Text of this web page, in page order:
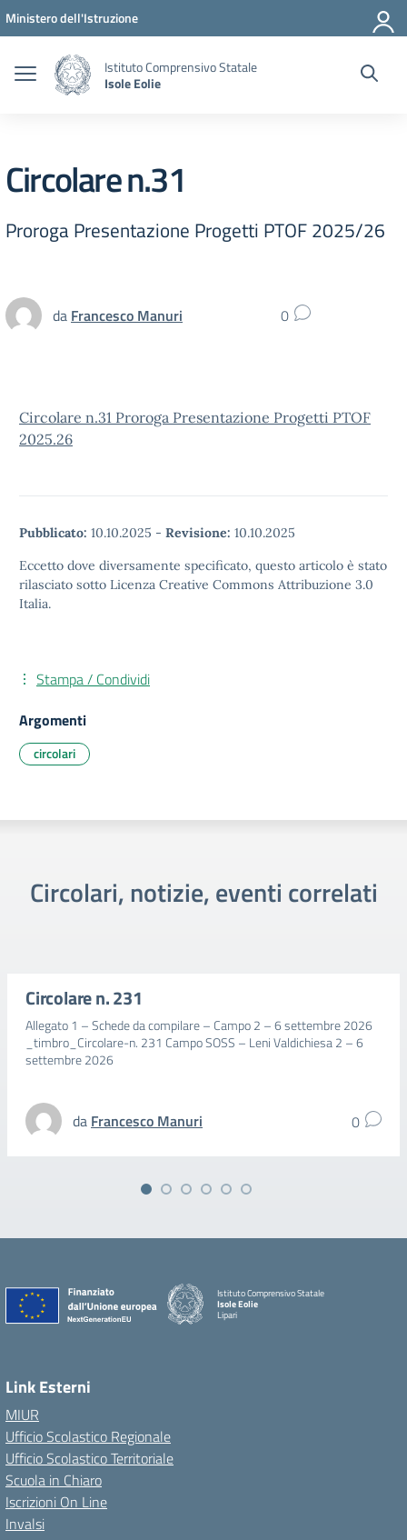
Vai ai contenuti
Vai al menu di navigazione
Vai al footer
Ministero dell'Istruzione
Istituto Comprensivo Statale
Isole Eolie
Circolare n.31
Proroga Presentazione Progetti PTOF 2025/26
da Francesco Manuri 0
Circolare n.31 Proroga Presentazione Progetti PTOF
2025.26
Pubblicato: 10.10.2025 - Revisione: 10.10.2025
Eccetto dove diversamente specificato, questo articolo è stato
rilasciato sotto Licenza Creative Commons Attribuzione 3.0
Italia.
Stampa / Condividi
Argomenti
circolari
Circolari, notizie, eventi correlati
Circolare n. 231
Allegato 1 – Schede da compilare – Campo 2 – 6 settembre 2026
_timbro_Circolare-n. 231 Campo SOSS – Leni Valdichiesa 2 – 6
settembre 2026
da Francesco Manuri 0
Istituto Comprensivo Statale
Isole Eolie
Lipari
Link Esterni
MIUR
Ufficio Scolastico Regionale
Ufficio Scolastico Territoriale
Scuola in Chiaro
Iscrizioni On Line
Invalsi